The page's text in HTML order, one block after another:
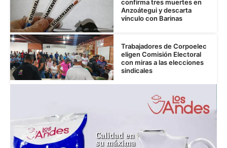
confirma tres muertes en
Anzoátegui y descarta
vínculo con Barinas
Trabajadores de Corpoelec
eligen Comisión Electoral
con miras a las elecciones
sindicales